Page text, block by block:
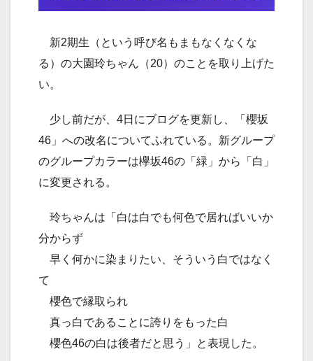
新2期生（という呼び名もまもなくなくな
る）の大園玲ちゃん（20）のことを取り上げた
い。
少し前だが、4日にブログを更新し、「櫻坂
46」への改名についてふれている。新グループ
のグループカラーは欅坂46の「緑」から「白」
に変更される。
玲ちゃんは「白は白でも何色で居ればいいか
分からず
早く何かに染まりたい、そういう白ではなく
て
櫻色で縁取られ
真っ白であることに誇りをもった白
櫻色46の白は後者だと思う」と表現した。